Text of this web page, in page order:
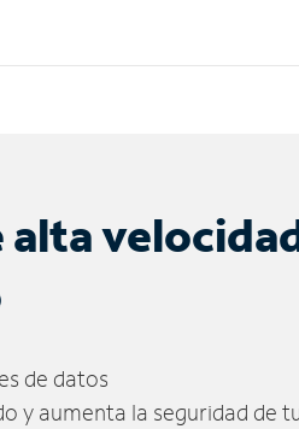
de datos
y aumenta la seguridad de